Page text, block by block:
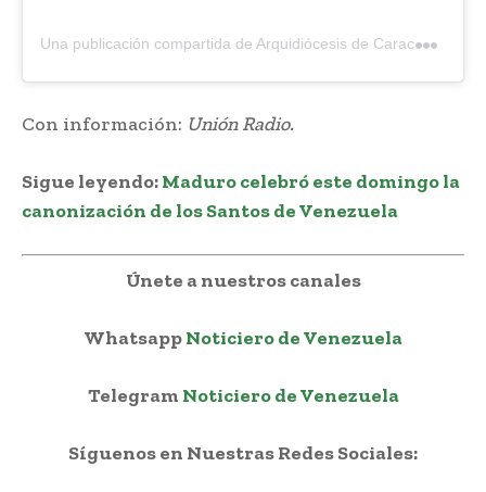
U
na publicación compartida de Arquidiócesis de Caracas (@arquidiocesisdecaracas)
Con información: Unión Radio.
Sigue leyendo:Maduro celebró este domingo la
canonización de los Santos de Venezuela
Únete a nuestros canales
WhatsappNoticiero de Venezuela
Telegram Noticiero de Venezuela
Síguenos en Nuestras Redes Sociales: